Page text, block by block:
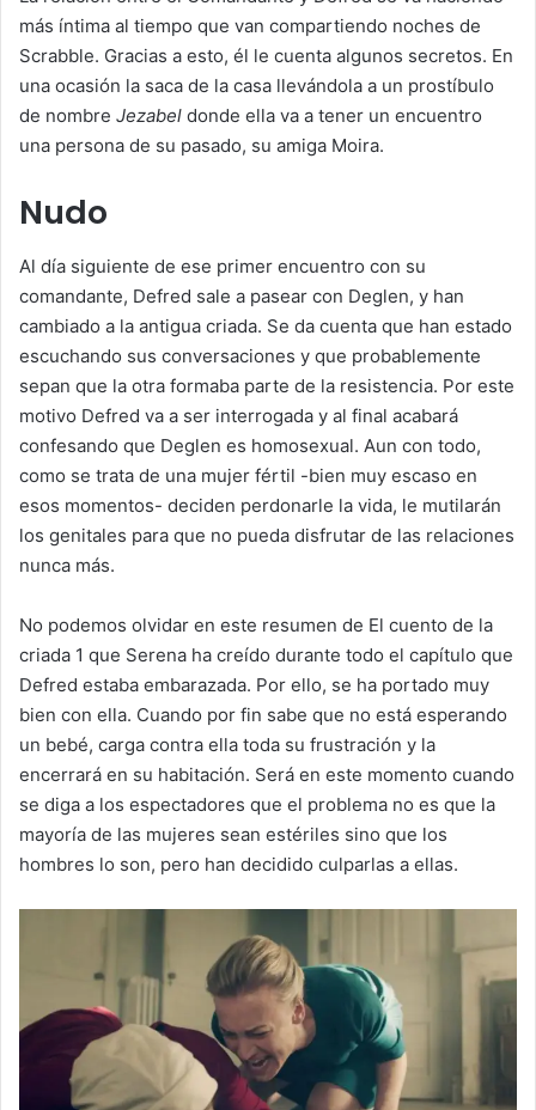
más íntima al tiempo que van compartiendo noches de
Scrabble. Gracias a esto, él le cuenta algunos secretos. En
una ocasión la saca de la casa llevándola a un prostíbulo
de nombre Jezabel donde ella va a tener un encuentro
una persona de su pasado, su amiga Moira.
Nudo
Al día siguiente de ese primer encuentro con su
comandante, Defred sale a pasear con Deglen, y han
cambiado a la antigua criada. Se da cuenta que han estado
escuchando sus conversaciones y que probablemente
sepan que la otra formaba parte de la resistencia. Por este
motivo Defred va a ser interrogada y al final acabará
confesando que Deglen es homosexual. Aun con todo,
como se trata de una mujer fértil -bien muy escaso en
esos momentos- deciden perdonarle la vida, le mutilarán
los genitales para que no pueda disfrutar de las relaciones
nunca más.
No podemos olvidar en este resumen de El cuento de la
criada 1 que Serena ha creído durante todo el capítulo que
Defred estaba embarazada. Por ello, se ha portado muy
bien con ella. Cuando por fin sabe que no está esperando
un bebé, carga contra ella toda su frustración y la
encerrará en su habitación. Será en este momento cuando
se diga a los espectadores que el problema no es que la
mayoría de las mujeres sean estériles sino que los
hombres lo son, pero han decidido culparlas a ellas.